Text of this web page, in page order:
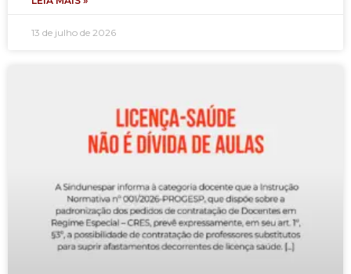
13 de julho de 2026